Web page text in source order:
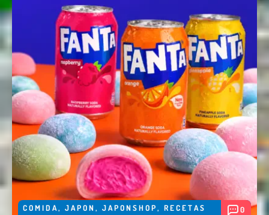
COMIDA, JAPON , JAPONSHOP, RECETAS 0